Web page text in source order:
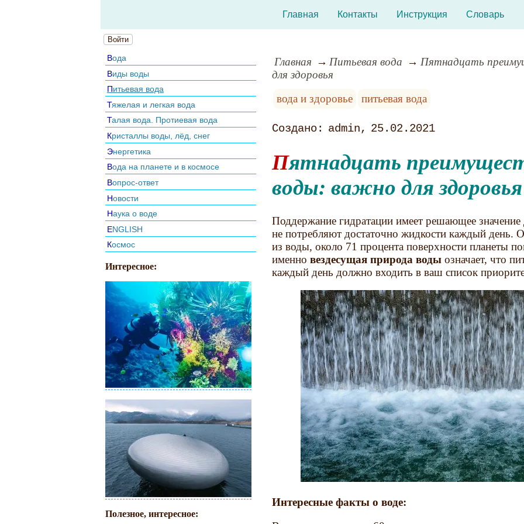
Главная Контакты Инструкция Словарь
Войти
Вода
Виды воды
Питьевая вода
Тяжелая и легкая вода
Талая вода. Протиевая вода
Кристаллы воды, лёд, снег
Энергетика
Вода на планете и в космосе
Вопрос-ответ
Новости
Наука о воде
ENGLISH
Космос
Интересное:
Полезное, интересное:
Главная Питьевая вода
Пятнадцать
для здоровья
вода и здоровье
питьевая вода
admin 25.02.2021
Пятнадцать преимуществ питьевой
воды: важно для здоровья
Поддержание гидратации имеет решающее
не потребляют достаточно жидкости каждый день.
из воды, около 71 процента поверхности планеты
именновездесущая природа воды означает, что
каждый день должно входить в ваш список
Интересные факты о воде: